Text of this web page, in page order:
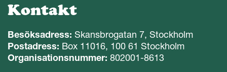
Kontakt
Besöksadress: Skansbrogatan 7, Stockholm
Postadress: Box 11016, 100 61 Stockholm
Organisationsnummer: 802001-8613